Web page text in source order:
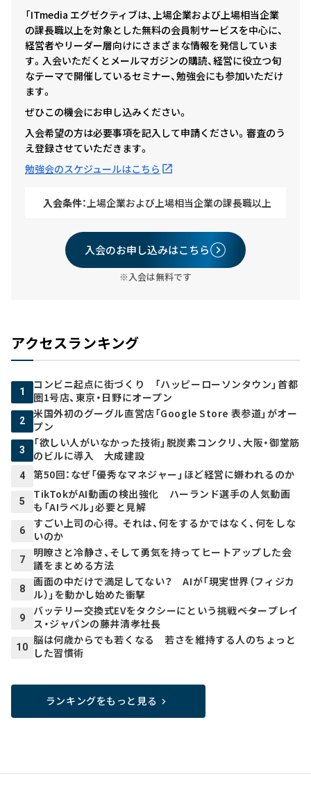
「ITmedia エグゼクティブは、上場企業および上場相当企業
の課長職以上を対象とした無料の会員制サービスを中心に、
経営者やリーダー層向けにさまざまな情報を発信していま
す。入会いただくとメールマガジンの購読、経営に役立つ旬
なテーマで開催しているセミナー、勉強会にも参加いただけ
ます。
ぜひこの機会にお申し込みください。
入会希望の方は必要事項を記入して申請ください。審査のう
え登録させていただきます。
勉強会のスケジュールはこちら
入会条件： 上場企業および上場相当企業の課長職以上
入会のお申し込みはこちら
※入会は無料です
アクセスランキング
1
コンビニ起点に街づくり 「ハッピーローソンタウン」首都
圏1号店、東京・日野にオープン
2
米国外初のグーグル直営店「Google Store 表参道」がオー
プン
3
「欲しい人がいなかった技術」脱炭素コンクリ、大阪・御堂筋
のビルに導入 大成建設
4 第50回：なぜ「優秀なマネジャー」ほど経営に嫌われるのか
5
TikTokがAI動画の検出強化 ハーランド選手の人気動画
も「AIラベル」必要と見解
6
すごい上司の心得。それは、何をするかではなく、何をしな
いのか
7
明瞭さと冷静さ、そして勇気を持ってヒートアップした会
議をまとめる方法
8
画面の中だけで満足してない？ AIが「現実世界（フィジカ
ル）」を動かし始めた衝撃
9
バッテリー交換式EVをタクシーにという挑戦――ベタープレイ
ス・ジャパンの藤井清孝社長
10
脳は何歳からでも若くなる 若さを維持する人のちょっと
した習慣術
ランキングをもっと見る